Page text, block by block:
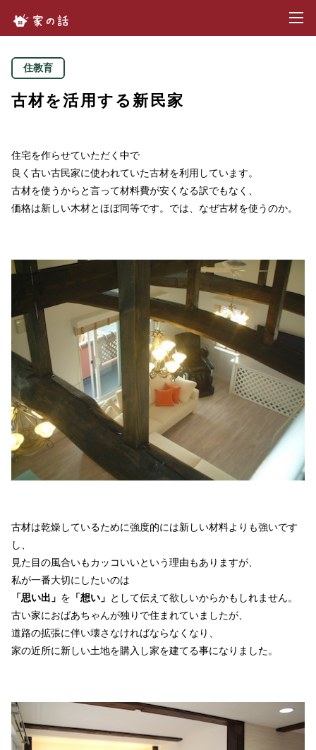
住教育
古材を活用する新民家
住宅を作らせていただく中で
良く古い古民家に使われていた古材を利用しています。
古材を使うからと言って材料費が安くなる訳でもなく、
価格は新しい木材とほぼ同等です。では、なぜ古材を使うのか。
古材は乾燥しているために強度的には新しい材料よりも強いです
し、
見た目の風合いもカッコいいという理由もありますが、
私が一番大切にしたいのは
「思い出」 を 「想い」 として伝えて欲しいからかもしれません。
古い家におばあちゃんが独りで住まれていましたが、
道路の拡張に伴い壊さなければならなくなり、
家の近所に新しい土地を購入し家を建てる事になりました。